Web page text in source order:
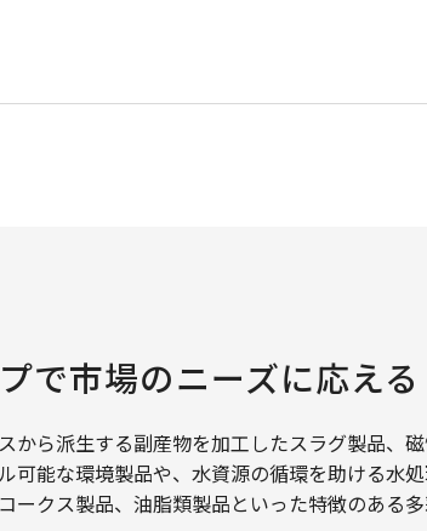
で市場のニーズに応える
から派生する副産物を加工したスラグ製品、
可能な環境製品や、水資源の循環を助ける水
ークス製品、油脂類製品といった特徴のある